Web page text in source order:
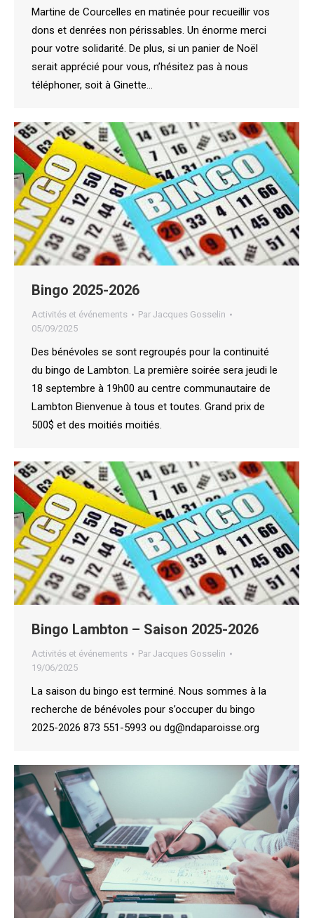
Martine de Courcelles en matinée pour recueillir vos
dons et denrées non périssables. Un énorme merci
pour votre solidarité. De plus, si un panier de Noël
serait apprécié pour vous, n’hésitez pas à nous
téléphoner, soit à Ginette…
Bingo 2025-2026
Activités et événements Par Jacques Gosselin
05/09/2025
Des bénévoles se sont regroupés pour la continuité
du bingo de Lambton. La première soirée sera jeudi le
18 septembre à 19h00 au centre communautaire de
Lambton Bienvenue à tous et toutes. Grand prix de
500$ et des moitiés moitiés.
Bingo Lambton – Saison 2025-2026
Activités et événements Par Jacques Gosselin
19/06/2025
La saison du bingo est terminé. Nous sommes à la
recherche de bénévoles pour s’occuper du bingo
2025-2026 873 551-5993 ou dg@ndaparoisse.org